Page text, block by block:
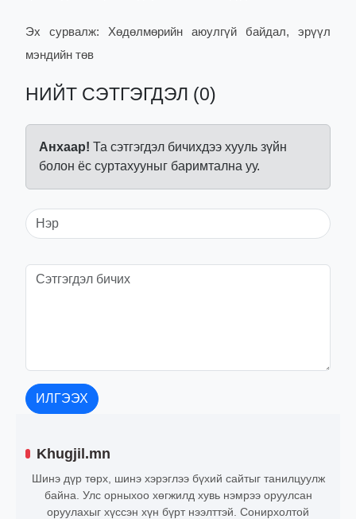
Эх сурвалж: Хөдөлмөрийн аюулгүй байдал, эрүүл
мэндийн төв
НИЙТ СЭТГЭГДЭЛ (0)
Анхаар! Та сэтгэгдэл бичихдээ хууль зүйн
болон ёс суртахууныг баримтална уу.
ИЛГЭЭХ
Khugjil.mn
Шинэ дүр төрх, шинэ хэрэглээ бүхий сайтыг танилцуулж
байна. Улс орныхоо хөгжилд хувь нэмрээ оруулсан
оруулахыг хүссэн хүн бүрт нээлттэй. Сонирхолтой